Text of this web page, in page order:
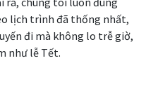
lịch trình đã thống nhất,
đi mà không lo trễ giờ,
như lễ Tết.